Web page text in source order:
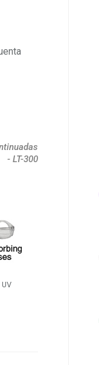
- LT-300